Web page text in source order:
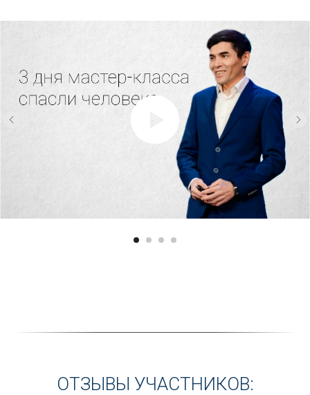
ОТЗЫВЫ УЧАСТНИКОВ: